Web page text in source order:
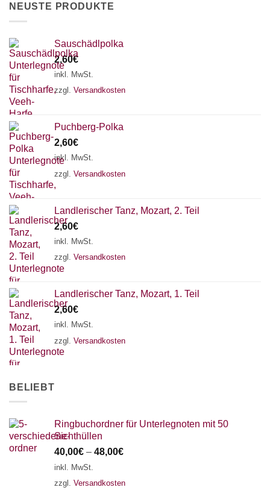
gewählt
werden
NEUSTE PRODUKTE
Sauschädlpolka
2,60€
inkl. MwSt.
zzgl. Versandkosten
Puchberg-Polka
2,60€
inkl. MwSt.
zzgl. Versandkosten
Landlerischer Tanz, Mozart, 2. Teil
2,60€
inkl. MwSt.
zzgl. Versandkosten
Landlerischer Tanz, Mozart, 1. Teil
2,60€
inkl. MwSt.
zzgl. Versandkosten
BELIEBT
Ringbuchordner für Unterlegnoten mit 50
Sichthüllen
40,00€ – 48,00€
inkl. MwSt.
zzgl. Versandkosten
Chat Support
18 SAITEN